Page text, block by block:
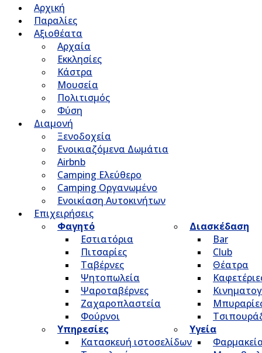
Αρχική
Παραλίες
Αξιοθέατα
Αρχαία
Εκκλησίες
Κάστρα
Μουσεία
Πολιτισμός
Φύση
Διαμονή
Ξενοδοχεία
Ενοικιαζόμενα Δωμάτια
Airbnb
Camping Ελεύθερο
Camping Οργανωμένο
Ενοικίαση Αυτοκινήτων
Επιχειρήσεις
Φαγητό
Εστιατόρια
Πιτσαρίες
Ταβέρνες
Ψητοπωλεία
Ψαροταβέρνες
Ζαχαροπλαστεία
Φούρνοι
Διασκέδαση
Bar
Club
Θέατρα
Υπηρεσίες
Κατασκευή ιστοσελίδων
Υγεία